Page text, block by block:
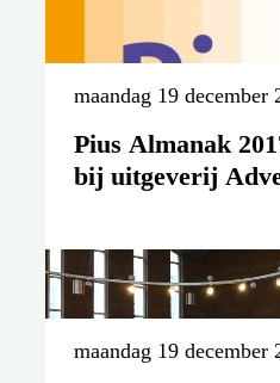
audiëntie bij paus
maandag 19 december
Pius Almanak
bij uitgeverij
maandag 19 december